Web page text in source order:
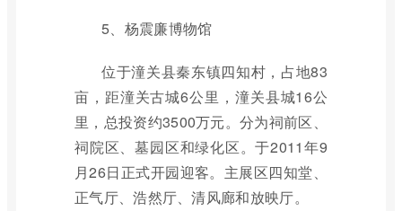
5、杨震廉博物馆
位于潼关县秦东镇四知村，占地83
亩，距潼关古城6公里，潼关县城16公
里，总投资约3500万元。分为祠前区、
祠院区、墓园区和绿化区。于2011年9
月26日正式开园迎客。主展区四知堂、
正气厅、浩然厅、清风廊和放映厅。